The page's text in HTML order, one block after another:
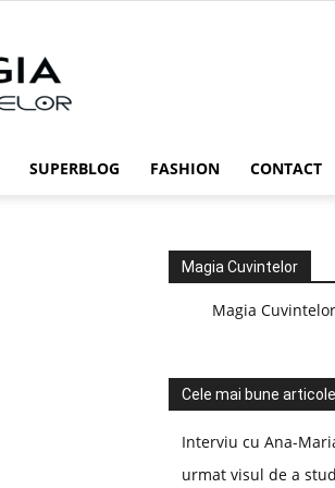
SUPERBLOG FASHION CONTACT
Magia Cuvintelor
Magia Cuvintelor
Cele mai bune articole
Interviu cu Ana-
urmat visul de a